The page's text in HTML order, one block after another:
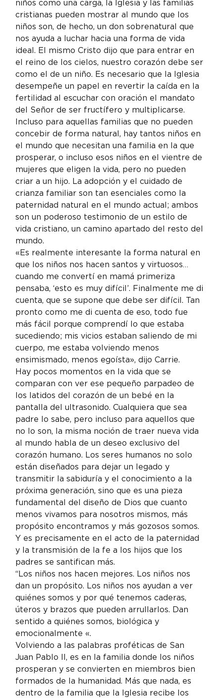
niños como una carga, la Iglesia y las familias
cristianas pueden mostrar al mundo que los
niños son, de hecho, un don sobrenatural que
nos ayuda a luchar hacia una forma de vida
ideal. El mismo Cristo dijo que para entrar en
el reino de los cielos, nuestro corazón debe ser
como el de un niño. Es necesario que la Iglesia
desempeñe un papel en revertir la caída en la
fertilidad al escuchar con oración el mandato
del Señor de ser fructífero y multiplicarse.
Incluso para aquellas familias que no pueden
concebir de forma natural, hay tantos niños en
el mundo que necesitan una familia en la que
prosperar, o incluso esos niños en el vientre de
mujeres que eligen la vida, pero no pueden
criar a un hijo. La adopción y el cuidado de
crianza familiar son tan esenciales como la
paternidad natural en el mundo actual; ambos
son un poderoso testimonio de un estilo de
vida cristiano, un camino apartado del resto del
mundo.
«Es realmente interesante la forma natural en
que los niños nos hacen santos y virtuosos…
cuando me convertí en mamá primeriza
pensaba, ‘esto es muy difícil’. Finalmente me di
cuenta, que se supone que debe ser difícil. Tan
pronto como me di cuenta de eso, todo fue
más fácil porque comprendí lo que estaba
sucediendo; mis vicios estaban saliendo de mi
cuerpo, me estaba volviendo menos
ensimismado, menos egoísta», dijo Carrie.
Hay pocos momentos en la vida que se
comparan con ver ese pequeño parpadeo de
los latidos del corazón de un bebé en la
pantalla del ultrasonido. Cualquiera que sea
padre lo sabe, pero incluso para aquellos que
no lo son, la misma noción de traer nueva vida
al mundo habla de un deseo exclusivo del
corazón humano. Los seres humanos no solo
están diseñados para dejar un legado y
transmitir la sabiduría y el conocimiento a la
próxima generación, sino que es una pieza
fundamental del diseño de Dios que cuanto
menos vivamos para nosotros mismos, más
propósito encontramos y más gozosos somos.
Y es precisamente en el acto de la paternidad
y la transmisión de la fe a los hijos que los
padres se santifican más.
“Los niños nos hacen mejores. Los niños nos
dan un propósito. Los niños nos ayudan a ver
quiénes somos y por qué tenemos caderas,
úteros y brazos que pueden arrullarlos. Dan
sentido a quiénes somos, biológica y
emocionalmente «.
Volviendo a las palabras proféticas de San
Juan Pablo II, es en la familia donde los niños
prosperan y se convierten en miembros bien
formados de la humanidad. Más que nada, es
dentro de la familia que la Iglesia recibe los